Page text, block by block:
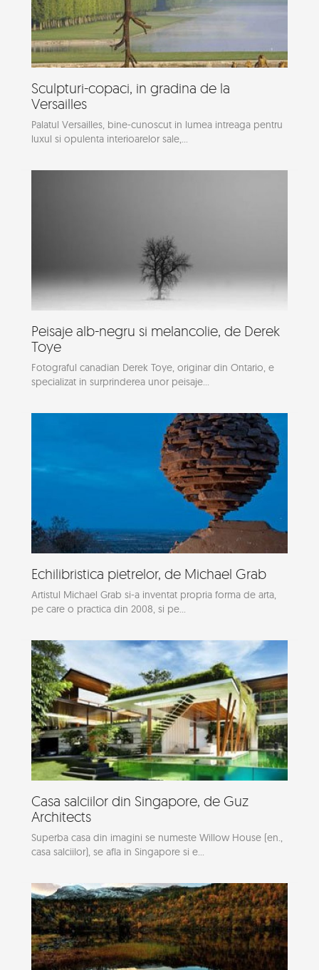
Sculpturi-copaci, in gradina de la
Versailles
Palatul Versailles, bine-cunoscut in lumea intreaga pentru
luxul si opulenta interioarelor sale,...
Peisaje alb-negru si melancolie, de Derek
Toye
Fotograful canadian Derek Toye, originar din Ontario, e
specializat in surprinderea unor peisaje...
Echilibristica pietrelor, de Michael Grab
Artistul Michael Grab si-a inventat propria forma de arta,
pe care o practica din 2008, si pe...
Casa salciilor din Singapore, de Guz
Architects
Superba casa din imagini se numeste Willow House (en.,
casa salciilor), se afla in Singapore si e...